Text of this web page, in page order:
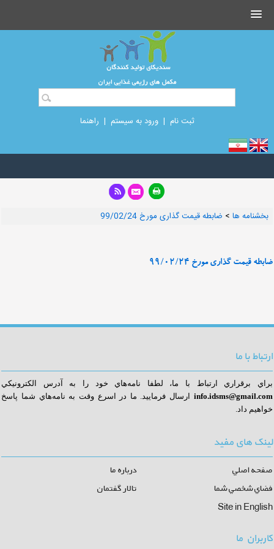
ثبت نام |ورود به سیستم | راهنما
بخشنامه ها > ضابطه قیمت گذاری مورخ 99/02/24
ضابطه قیمت گذاری مورخ 99/02/24
ارتباط با ما
براي برقراري ارتباط با ما، لطفا نامه‌هاي خود را به آدرس الكترونيكي
info.idsms@gmail.com
رسال فرماييد. ما در اسرع وقت به نامه‌هاي شما پاسخ
خواهيم داد.
لینک های مفید
صفحه اصلي
درباره ما
فضاي شخصي شما
تالار گفتمان
Site in English
کاربران ما